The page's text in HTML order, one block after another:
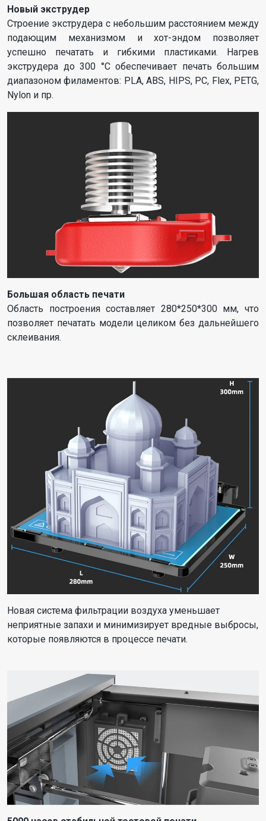
Новый экструдер
Строение экструдера с небольшим расстоянием между
подающим механизмом и хот-эндом позволяет
успешно печатать и гибкими пластиками. Нагрев
экструдера до 300 °C обеспечивает печать большим
диапазоном филаментов: PLA, ABS, HIPS, PC, Flex, PETG,
Nylon и пр.
Большая область печати
Область построения составляет 280*250*300 мм, что
позволяет печатать модели целиком без дальнейшего
склеивания.
Новая система фильтрации воздуха уменьшает
неприятные запахи и минимизирует вредные выбросы,
которые появляются в процессе печати.